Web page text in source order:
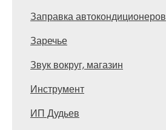
Заправка автокондиционеров
Заречье
Звук вокруг, магазин
Инструмент
ИП Дудьев